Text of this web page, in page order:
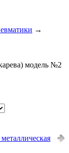
→
модель №2